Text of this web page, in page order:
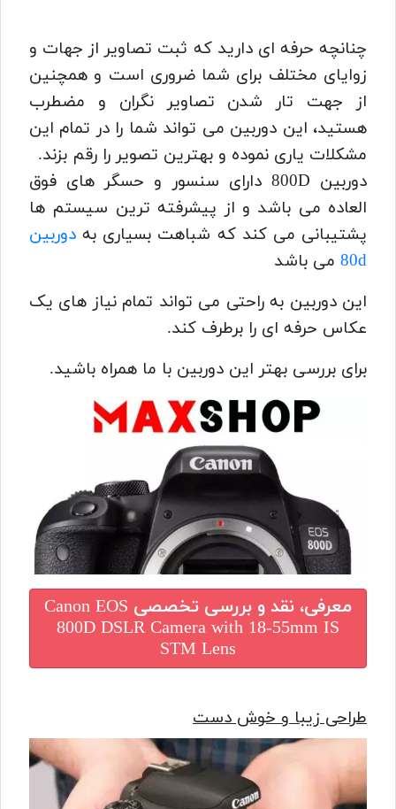
چنانچه حرفه ای دارید که ثبت تصاویر از جهات و
زوایای مختلف برای شما ضروری است و همچنین
از جهت تار شدن تصاویر نگران و مضطرب
هستید، این دوربین می تواند شما را در تمام این
مشکلات یاری نموده و بهترین تصویر را رقم بزند.
دوربین 800D دارای سنسور و حسگر های فوق
العاده می باشد و از پیشرفته ترین سیستم ها
پشتیبانی می کند که شباهت بسیاری به دوربین
80d می باشد
این دوربین به راحتی می تواند تمام نیاز های یک
عکاس حرفه ای را برطرف کند.
برای بررسی بهتر این دوربین با ما همراه باشید.
معرفی، نقد و بررسی تخصصی Canon EOS
800D DSLR Camera with 18-55mm IS
STM Lens
طراحی زیبا و خوش دست